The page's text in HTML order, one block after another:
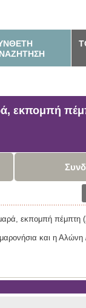
εκπομπή
εκπομπή πέμπτη
και η Αλώνη